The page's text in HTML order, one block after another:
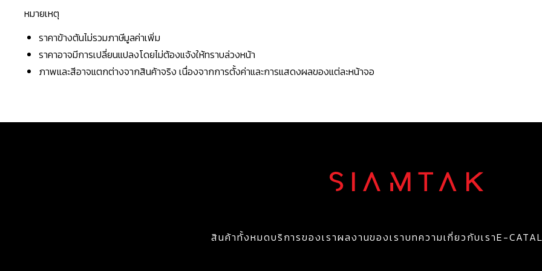
หมายเหตุ
ราคาข้างต้นไม่รวมภาษีมูลค่าเพิ่ม
ราคาอาจมีการเปลี่ยนแปลงโดยไม่ต้องแจ้งให้ทราบล่วงหน้า
ภาพและสีอาจแตกต่างจากสินค้าจริง เนื่องจากการตั้งค่าและการแสดงผลของแต่ละหน้าจอ
สินค้าทั้งหมดบริการของเราผลงานของเราบทความเกี่ยวกับเราE-